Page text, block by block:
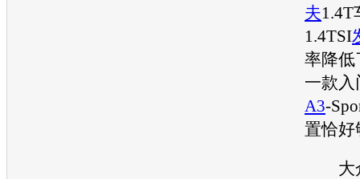
夫1.4T
1.4TSI
率降低
一款入
A3-
置恰好
大